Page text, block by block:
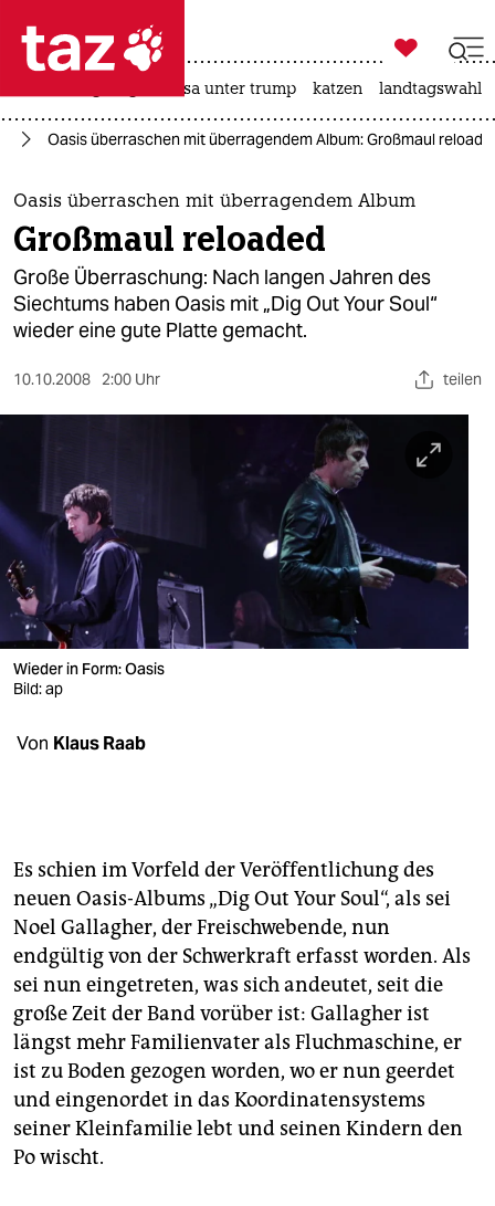
 taz zahl ich
taz zahl ich
themen
politik
öko
gesellschaft
berlin
nord
wahrheit
verlag
verlag
veranstaltungen
unterstützen
abo
genossenschaft
epaper login

taz zahl ich
usa unter trump katzen landtagswahl
Oasis überraschen mit überragendem Album: Großmaul
Oasis überraschen mit überragendem Album
Großmaul reloaded
Große Überraschung: Nach langen Jahren des
Siechtums haben Oasis mit „Dig Out Your Soul“
wieder eine gute Platte gemacht.
10.10.2008 2:00 Uhr teilen
Wieder in Form: Oasis
Bild: ap
Von Klaus Raab
Es schien im Vorfeld der Veröffentlichung des
neuen Oasis-Albums „Dig Out Your Soul“, als sei
Noel Gallagher, der Freischwebende, nun
endgültig von der Schwerkraft erfasst worden. Als
sei nun eingetreten, was sich andeutet, seit die
große Zeit der Band vorüber ist: Gallagher ist
längst mehr Familienvater als Fluchmaschine, er
ist zu Boden gezogen worden, wo er nun geerdet
und eingenordet in das Koordinatensystems
seiner Kleinfamilie lebt und seinen Kindern den
Po wischt.